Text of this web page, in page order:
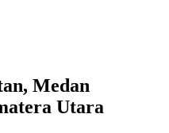
Medan
Utara